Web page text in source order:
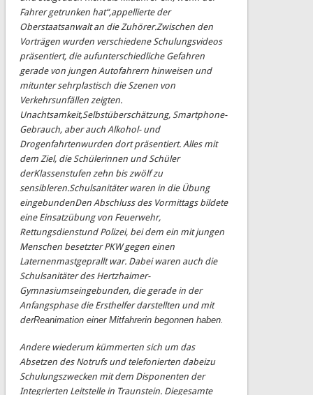
Fahrer getrunken hat“,appellierte der
Oberstaatsanwalt an die Zuhörer.Zwischen den
Vorträgen wurden verschiedene Schulungsvideos
präsentiert, die aufunterschiedliche Gefahren
gerade von jungen Autofahrern hinweisen und
mitunter sehrplastisch die Szenen von
Verkehrsunfällen zeigten.
Unachtsamkeit,Selbstüberschätzung, Smartphone-
Gebrauch, aber auch Alkohol- und
Drogenfahrtenwurden dort präsentiert. Alles mit
dem Ziel, die Schülerinnen und Schüler
derKlassenstufen zehn bis zwölf zu
sensibleren.Schulsanitäter waren in die Übung
eingebundenDen Abschluss des Vormittags bildete
eine Einsatzübung von Feuerwehr,
Rettungsdienstund Polizei, bei dem ein mit jungen
Menschen besetzter PKW gegen einen
Laternenmastgeprallt war. Dabei waren auch die
Schulsanitäter des Hertzhaimer-
Gymnasiumseingebunden, die gerade in der
Anfangsphase die Ersthelfer darstellten und mit
derReanimation einer Mitfahrerin begonnen haben.
Andere wiederum kümmerten sich um das
Absetzen des Notrufs und telefonierten dabeizu
Schulungszwecken mit dem Disponenten der
Integrierten Leitstelle in Traunstein. Diegesamte